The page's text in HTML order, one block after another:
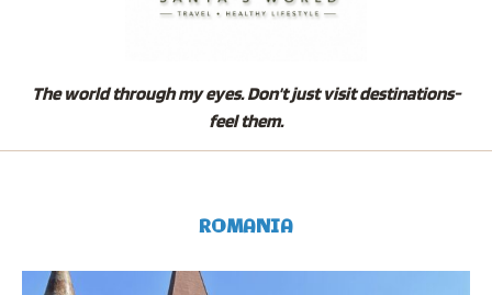
The world through my eyes. Don't just visit destinations-
feel them.
ROMANIA